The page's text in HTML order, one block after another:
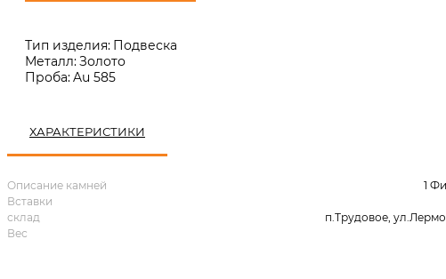
Тип изделия: Подвеска
Металл:Золото
Проба:Au 585
ХАРАКТЕРИСТИКИ
Описание камней
1
Вставки
склад
п.Трудовое,
Вес